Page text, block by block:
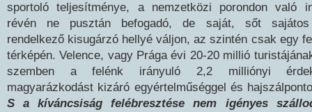
sportoló teljesítménye, a nemzetközi porondon való
révén ne pusztán befogadó, de saját, sőt sajátos
rendelkező kisugárzó hellyé váljon, az szintén csak egy
térképén. Velence, vagy Prága évi 20-20 millió
szemben a felénk irányuló 2,2 milliónyi
magyarázkodást kizáró egyértelműséggel és
S a kíváncsiság felébresztése nem igényes